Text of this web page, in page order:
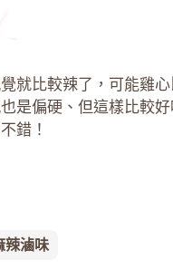
就比較辣了，可能雞
是偏硬、但這樣比較
錯！
辣滷味